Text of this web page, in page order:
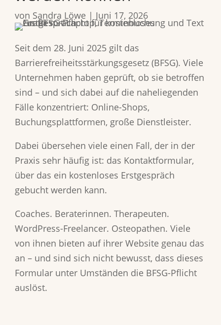
von Sandra Löwe | Juni 17, 2026
Seit dem 28. Juni 2025 gilt das
Barrierefreiheitsstärkungsgesetz (BFSG). Viele
Unternehmen haben geprüft, ob sie betroffen
sind – und sich dabei auf die naheliegenden
Fälle konzentriert: Online-Shops,
Buchungsplattformen, große Dienstleister.
Dabei übersehen viele einen Fall, der in der
Praxis sehr häufig ist: das Kontaktformular,
über das ein kostenloses Erstgespräch
gebucht werden kann.
Coaches. Beraterinnen. Therapeuten.
WordPress-Freelancer. Osteopathen. Viele
von ihnen bieten auf ihrer Website genau das
an – und sind sich nicht bewusst, dass dieses
Formular unter Umständen die BFSG-Pflicht
auslöst.